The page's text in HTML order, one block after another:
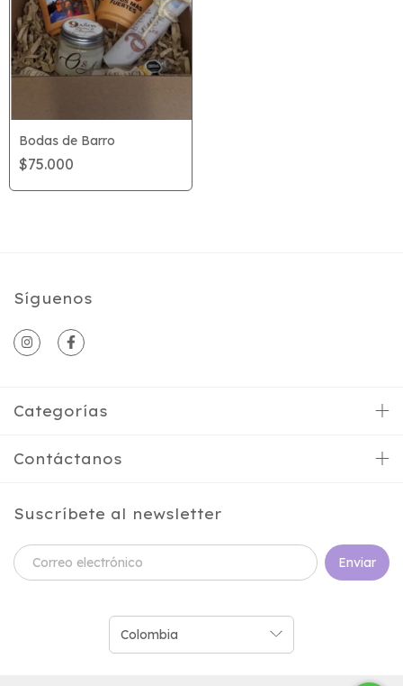
Bodas de Barro
$75.000
Síguenos
Categorías
Contáctanos
Suscríbete al newsletter